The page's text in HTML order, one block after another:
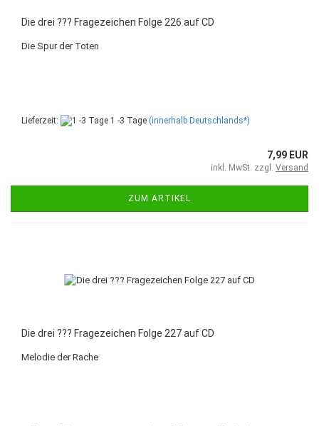
Die drei ??? Fragezeichen Folge 226 auf CD
Die Spur der Toten
Lieferzeit: 1 -3 Tage (innerhalb Deutschlands*)
7,99 EUR
inkl. MwSt. zzgl. Versand
ZUM ARTIKEL
Die drei ??? Fragezeichen Folge 227 auf CD
Melodie der Rache